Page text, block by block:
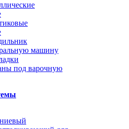
машину
под варочную